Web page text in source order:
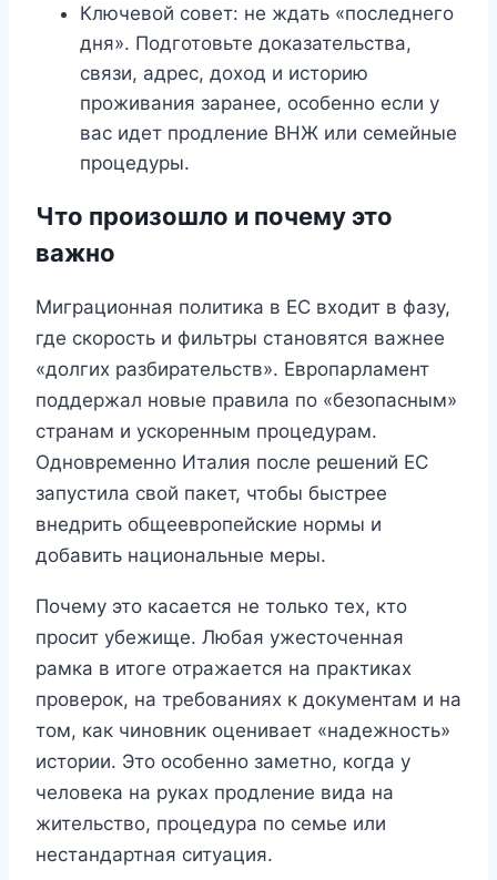
Ключевой совет: не ждать «последнего
дня». Подготовьте доказательства,
связи, адрес, доход и историю
проживания заранее, особенно если у
вас идет продление ВНЖ или семейные
процедуры.
Что произошло и почему это
важно
Миграционная политика в ЕС входит в фазу,
где скорость и фильтры становятся важнее
«долгих разбирательств». Европарламент
поддержал новые правила по «безопасным»
странам и ускоренным процедурам.
Одновременно Италия после решений ЕС
запустила свой пакет, чтобы быстрее
внедрить общеевропейские нормы и
добавить национальные меры.
Почему это касается не только тех, кто
просит убежище. Любая ужесточенная
рамка в итоге отражается на практиках
проверок, на требованиях к документам и на
том, как чиновник оценивает «надежность»
истории. Это особенно заметно, когда у
человека на руках продление вида на
жительство, процедура по семье или
нестандартная ситуация.